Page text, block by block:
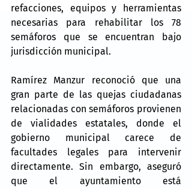
refacciones, equipos y herramientas
necesarias para rehabilitar los 78
semáforos que se encuentran bajo
jurisdicción municipal.
Ramírez Manzur reconoció que una
gran parte de las quejas ciudadanas
relacionadas con semáforos provienen
de vialidades estatales, donde el
gobierno municipal carece de
facultades legales para intervenir
directamente. Sin embargo, aseguró
que el ayuntamiento está